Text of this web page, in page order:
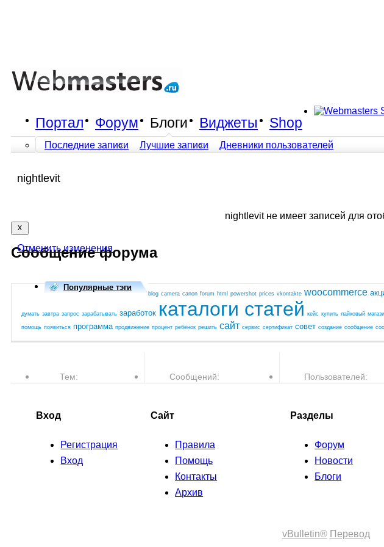
Портал Форум Блоги
Последние записи Лучшие записи Дневники пользователей
Виджеты Shop
nightlevit
nightlevit не имеет записей для
Сообщение форума
Отменить изменения
Популярные тэги
blog camera canon forum html powershot prices vkontakte woocommerce
думать завтра запрос зарабатывать заработок каталоги статей кейс купить лайковый
помощь появиться программа продвижение процент ребёнок решить сайт сервис сертификат совет создание сообщение
Тем: Сообщений: Пользователей:
Вход
Регистрация
Вход
Сайт
Правила
Помощь
Контакты
Архив
Разделы
Форум
Новости
Блоги
vBulletin® Перевод